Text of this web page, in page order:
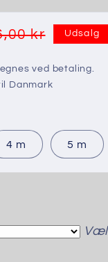
kr Udsalg
ved betaling.
Danmark
4 m 5 m